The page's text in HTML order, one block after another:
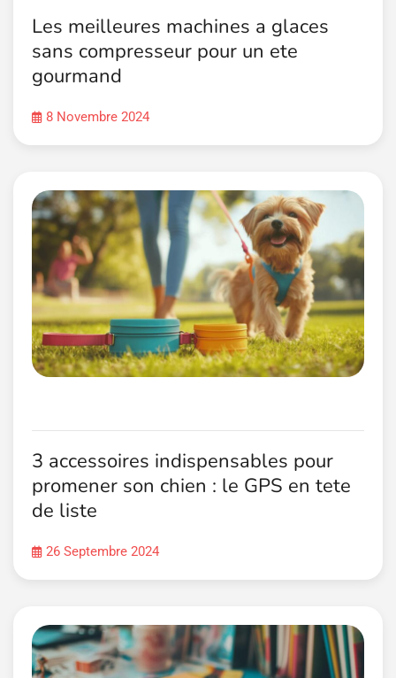
Les meilleures machines a glaces
sans compresseur pour un ete
gourmand
8 Novembre 2024
3 accessoires indispensables pour
promener son chien : le GPS en tete
de liste
26 Septembre 2024